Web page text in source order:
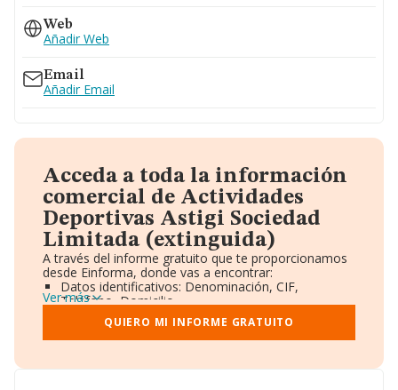
Web
Añadir Web
Email
Añadir Email
Acceda a toda la información
comercial de Actividades
Deportivas Astigi Sociedad
Limitada (extinguida)
A través del informe gratuito que te proporcionamos
desde Einforma, donde vas a encontrar:
Datos identificativos: Denominación, CIF,
Teléfono, Domicilio.
Informe Mercantil Completo (BORME).
Gráficos de Evolución Ventas y Empleados.
Consejo de Administración y Administradores.
Accionistas.
Ver más
QUIERO MI INFORME GRATUITO